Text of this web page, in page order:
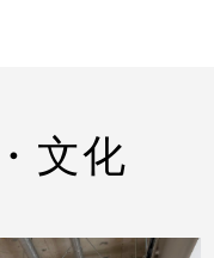
文化